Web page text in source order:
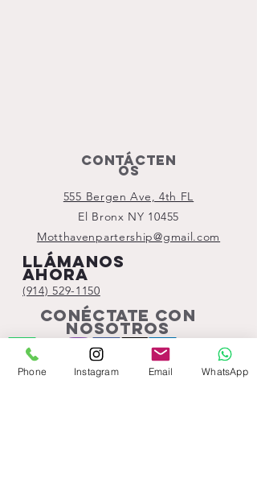
Contácten
os
555 Bergen Ave, 4th FL
El Bronx NY 10455
Motthavenpartership@gmail.com
Llámanos
ahora
(914) 529-1150
Conéctate con
nosotros
Phone Instagram Email WhatsApp